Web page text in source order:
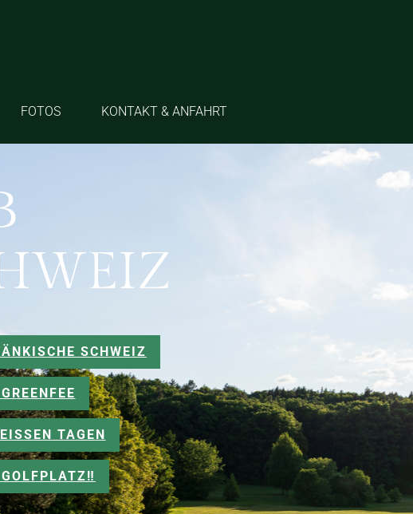
FOTOS KONTAKT & ANFAHRT
SCHWEIZ
TAGEN